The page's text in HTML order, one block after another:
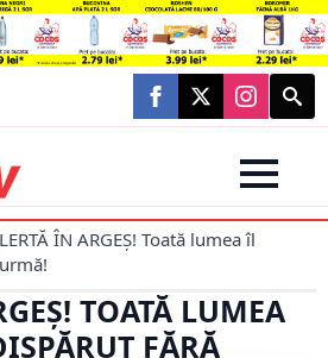
Search
for:
ÎN ARGEȘ! Toată lumea îl
TOATĂ LUMEA
FĂRĂ